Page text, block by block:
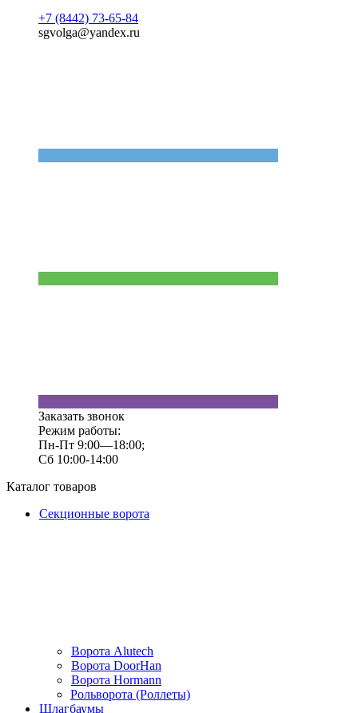
+7 (8442) 73-65-84
sgvolga@yandex.ru
Заказать звонок
Режим работы:
Пн-Пт 9:00—18:00;
Сб 10:00-14:00
Каталог товаров
Секционные ворота
Ворота Alutech
Ворота DoorHan
Ворота Hormann
Рольворота (Роллеты)
Шлагбаумы